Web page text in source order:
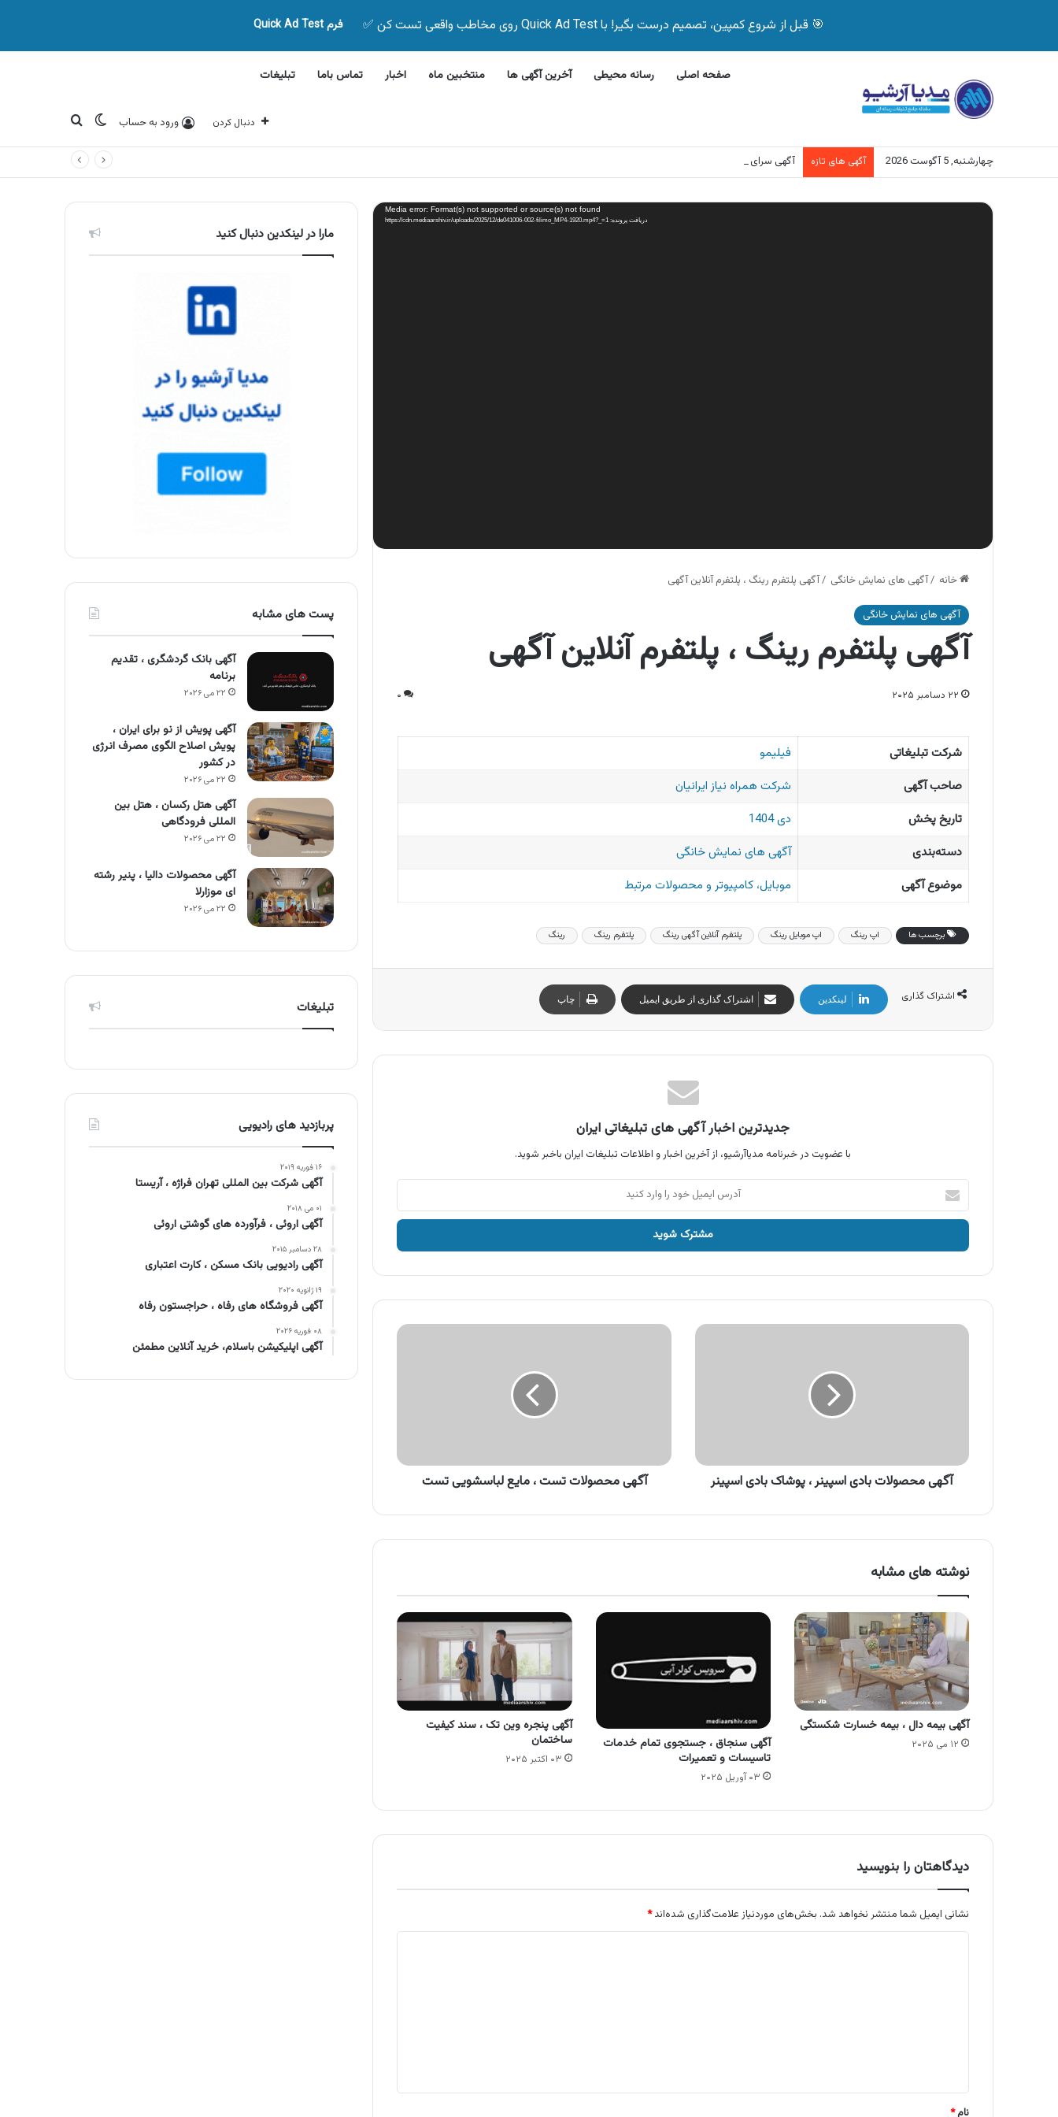
🎯 قبل از شروع کمپین، تصمیم درست بگیر! با Quick Ad Test روی مخاطب واقعی تست کن ✅ فرم Quick Ad Test
صفحه اصلی رسانه محیطی آخرین آگهی ها منتخبین ماه اخبار تماس باما تبلیغات
دنبال کردن ورود به حساب تغییر پوسته
جستجو برای
چهارشنبه, 5 آگوست 2026 آگهی های تازه آگهی سرای ایرانی، فروش اقساطی دوچرخه بدون پیش پرداخت
نمایشگر
ویدیو Media error: Format(s) not supported or source(s) not found
دریافت پرونده: https://cdn.mediaarshiv.ir/uploads/2025/12/de041006-002-filimo_MP4-1920.mp4?_=1
خانه /آگهی های نمایش خانگی /آگهی پلتفرم رینگ ، پلتفرم آنلاین آگهی
آگهی های نمایش خانگی
آگهی پلتفرم رینگ ، پلتفرم آنلاین آگهی
۲۲ دسامبر ۲۰۲۵ ۰
شرکت تبلیغاتی
فیلیمو
صاحب آگهی
شرکت همراه نیاز ایرانیان
تاریخ پخش
دی 1404
دسته‌بندی
آگهی های نمایش خانگی
موضوع آگهی
موبایل، کامپیوتر و محصولات مرتبط
برچسب ها اپ رینگ اپ موبایل رینگ پلتفرم آنلاین آگهی رینگ پلتفرم رینگ رینگ
اشتراک گذاری لینکدین اشتراک گذاری از طریق ایمیل چاپ
جدیدترین اخبار آگهی های تبلیغاتی ایران
با عضویت در خبرنامه مدیاآرشیو، از آخرین اخبار و اطلاعات تبلیغات ایران باخبر شوید.
آدرس
ایمیل
خود
وارد
آگهی
آگهی محصولات بادی اسپینر ، پوشاک بادی اسپینر
آگهی
آگهی محصولات تست ، مایع لباسشویی تست
نوشته های مشابه
آگهی بیمه دال ، بیمه خسارت شکستگی
۱۲ می ۲۰۲۵
آگهی سنجاق ، جستجوی تمام خدمات
تاسیسات و تعمیرات
۰۳ آوریل ۲۰۲۵
آگهی پنجره وین تک ، سند کیفیت
ساختمان
۰۳ اکتبر ۲۰۲۵
دیدگاهتان را بنویسید
نشانی ایمیل شما منتشر نخواهد شد. بخش‌های موردنیاز علامت‌گذاری شده‌اند*
نام*
مارا در لینکدین دنبال کنید
پست های مشابه
آگهی بانک گردشگری ، تقدیم
برنامه
۲۲ می ۲۰۲۶
آگهی پویش از نو برای ایران ،
پویش اصلاح الگوی مصرف انرژی
در کشور
۲۲ می ۲۰۲۶
آگهی هتل رکسان ، هتل بین
المللی فرودگاهی
۲۲ می ۲۰۲۶
آگهی محصولات دالیا ، پنیر رشته
ای موزارلا
۲۲ می ۲۰۲۶
تبلیغات
پربازدید های رادیویی
۱۶ فوریه ۲۰۱۹
آگهی شرکت بین المللی تهران فراژه ، آریستا
۰۱ می ۲۰۱۸
آگهی اروئی ، فرآورده های گوشتی اروئی
۲۸ دسامبر ۲۰۱۵
آگهی رادیویی بانک مسکن ، کارت اعتباری
۱۹ ژانویه ۲۰۲۰
آگهی فروشگاه های رفاه ، حراجستون رفاه
۰۸ فوریه ۲۰۲۶
آگهی اپلیکیشن باسلام، خرید آنلاین مطمئن